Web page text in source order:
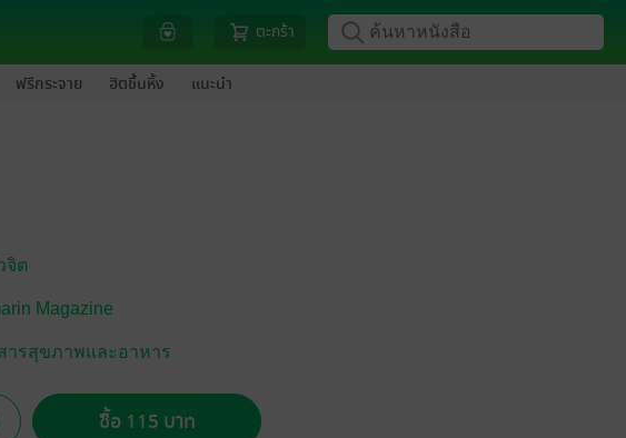
ตะกร้า
ฟรีกระจาย ฮิตขึ้นหิ้ง แนะนำ
จิต
Magazine
ารสุขภาพและอาหาร
ซื้อ 115 บาท